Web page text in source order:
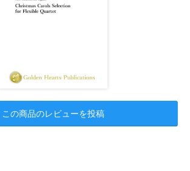
この商品のレビューを投稿